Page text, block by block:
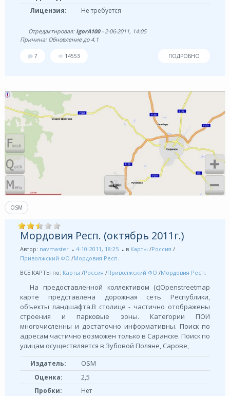
Лицензия:
Не требуется
Отредактировал: IgorA100- 2-06-2011, 14:05
Причина: Обновление до 4.1
7 14553 ПОДРОБНО
OSM
Мордовия Респ. (октябрь 2011г.)
Автор: navmaster 4-10-2011, 18:25 в Карты /Россия /
Приволжский ФО /Мордовия Респ.
ВСЕ КАРТЫ по: Карты /Россия /Приволжский ФО /Мордовия Респ.
На предоставленной коллективом (c)Openstreetmap
карте представлена дорожная сеть Республики,
объекты ландшафта.В столице - частично отображены
строения и парковые зоны. Категории ПОИ
многочисленны и достаточно информативны. Поиск по
адресам частично возможен только в Саранске. Поиск по
улицам осуществляется в Зубовой Поляне, Сарове,
Издатель: OSM
Оценка:
2,5
Пробки:
Нет